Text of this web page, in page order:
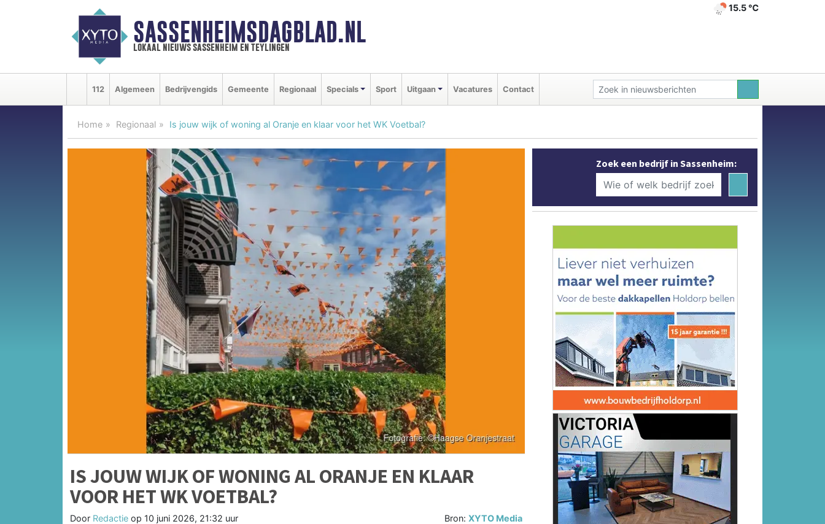
SASSENHEIMSDAGBLAD.NL
lokaal nieuws sassenheim en teylingen
15.5 ℃
112 Algemeen Bedrijvengids Gemeente Regionaal Specials Sport Uitgaan Vacatures Contact
Home Regionaal Is jouw wijk of woning al Oranje en klaar voor het WK Voetbal?
IS JOUW WIJK OF WONING AL ORANJE EN KLAAR
VOOR HET WK VOETBAL?
Door Redactie op 10 juni 2026, 21:32 uur Bron:XYTO Media
Zoek een bedrijf in Sassenheim: